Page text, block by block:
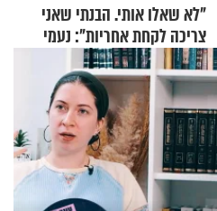
"לא שאלו אותי. הבנתי שאני
צריכה לקחת אחריות": נעמי
בנט בריאיון אישי